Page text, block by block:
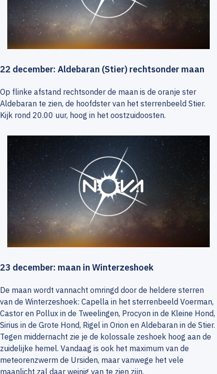
22 december: Aldebaran (Stier) rechtsonder maan
Op flinke afstand rechtsonder de maan is de oranje ster
Aldebaran te zien, de hoofdster van het sterrenbeeld Stier.
Kijk rond 20.00 uur, hoog in het oostzuidoosten.
23 december: maan in Winterzeshoek
De maan wordt vannacht omringd door de heldere sterren
van de Winterzeshoek: Capella in het sterrenbeeld Voerman,
Castor en Pollux in de Tweelingen, Procyon in de Kleine Hond,
Sirius in de Grote Hond, Rigel in Orion en Aldebaran in de Stier.
Tegen middernacht zie je de kolossale zeshoek hoog aan de
zuidelijke hemel. Vandaag is ook het maximum van de
meteorenzwerm de Ursiden, maar vanwege het vele
maanlicht zal daar weinig van te zien zijn.